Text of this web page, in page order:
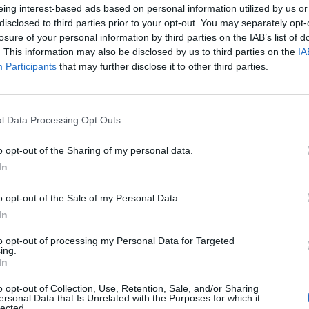
interest-based ads based on personal information utilized by us
to third parties prior to your opt-out. You may separately
of your personal information by third parties on the IAB’s list of
This information may also be disclosed by us to third parties on the
Participants that may further disclose it to other third parties.
Data Processing Opt Outs
opt-out of the Sharing of my personal data.
opt-out of the Sale of my Personal Data.
opt-out of processing my Personal Data for Targeted
opt-out of Collection, Use, Retention, Sale, and/or Sharing
Data that Is Unrelated with the Purposes for which it
Airport Liaison:Maintain strong relationships with airport
immigration, and customs officers, to facilitate smooth guest
Απαραίτητα Προσόντα
Experience in guest services, front office, or airport
Professional and guest-focused demeanor with the
Knowledge of airport procedures, airline protocols, and
Becoming a member of an organization that cares
Grow: Have room to grow and develop via numerous